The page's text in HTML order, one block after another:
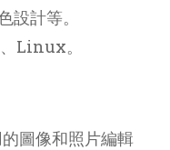
設計等。
Linux。
圖像和照片編輯